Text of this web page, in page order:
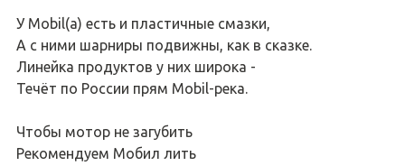
У Mobil(а) есть и пластичные смазки,
А с ними шарниры подвижны, как в сказке.
Линейка продуктов у них широка -
Течёт по России прям Mobil-река.
Чтобы мотор не загубить
Рекомендуем Мобил лить